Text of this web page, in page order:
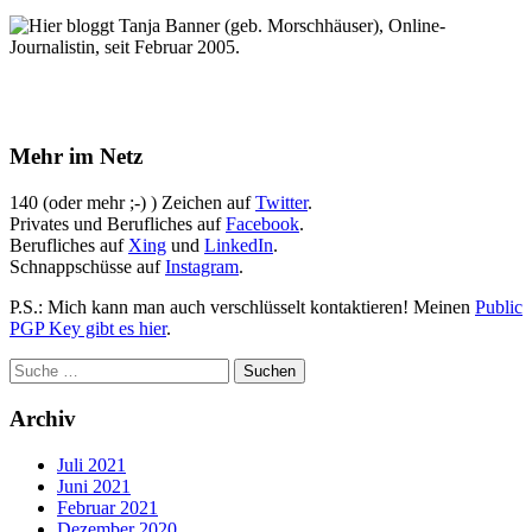
Hier bloggt Tanja Banner (geb. Morschhäuser), Online-
Journalistin, seit Februar 2005.
Mehr im Netz
140 (oder mehr ;-) ) Zeichen aufTwitter.
Privates und Berufliches aufFacebook.
Berufliches auf Xing und LinkedIn.
Schnappschüsse aufInstagram.
P.S.: Mich kann man auch verschlüsselt kontaktieren! Meinen Public
PGP Key gibt es hier.
Archiv
Juli 2021
Juni 2021
Februar 2021